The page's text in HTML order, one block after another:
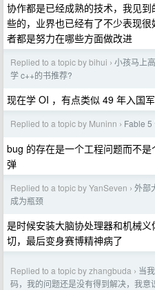
协作都是已经成熟的技术，我见
些的，业界也已经有了不少表现
者都是努力在哪些方面做改进
Replied to a topic by bihui › 小孩马上
学 c++的书推荐?
现在学 OI ，有点类似 49 年入国
Replied to a topic by Muninn › Fable 5
bug 的存在是一个工程问题而不
弹
Replied to a topic by YanSeven › 外部
成为瓶颈
是时候安装大脑协处理器和机械
切，最后变身赛博精神病了
Replied to a topic by zhangbuda › 当
码，我的问题还是没有得到解决，我意